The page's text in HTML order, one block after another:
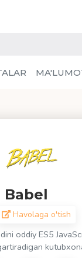
Babel
Havolaga o'tish
oddiy ES5